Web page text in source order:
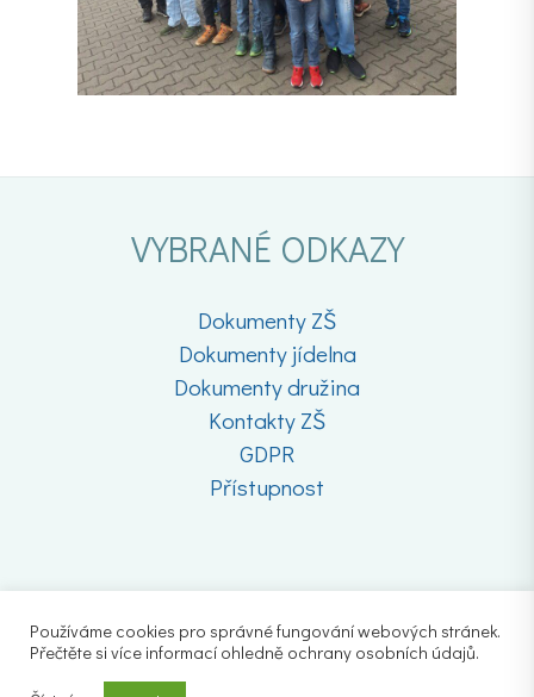
VYBRANÉ ODKAZY
Dokumenty ZŠ
Dokumenty jídelna
Dokumenty družina
Kontakty ZŠ
GDPR
Přístupnost
Používáme cookies pro správné fungování webových stránek.
Přečtěte si více informací ohledně ochrany osobních údajů.